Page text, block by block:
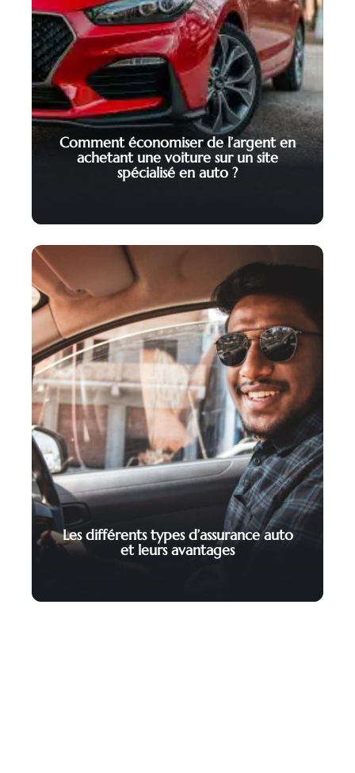
Comment économiser de l’argent en
achetant une voiture sur un site
spécialisé en auto ?
Les différents types d’assurance auto
et leurs avantages